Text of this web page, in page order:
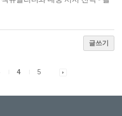
글쓰기
4 5